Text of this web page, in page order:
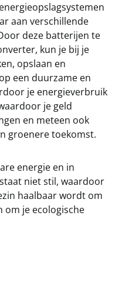
aan verschillende
deze batterijen te
kun je bij je
opslaan en
een duurzame en
je energieverbruik
je geld
en meteen ook
groenere toekomst.
energie en in
niet stil, waardoor
haalbaar wordt om
om je ecologische